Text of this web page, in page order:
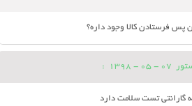
پس فرستادن کالا وجود داره؟
07 - 05 - 1398
: